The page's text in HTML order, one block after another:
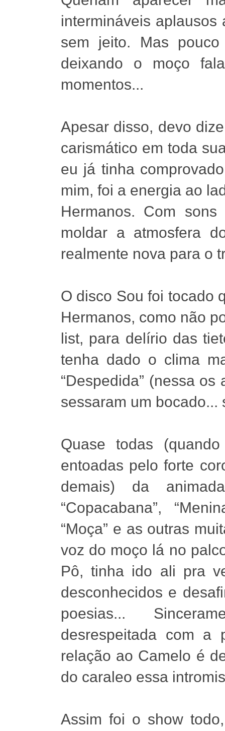
intermináveis
sem jeito. Mas
deixando o moço
momentos...
Apesar disso, devo
carismático em toda
eu já tinha
mim, foi a energia ao
Hermanos. Com
moldar a atmosfera
realmente nova para o
O disco Sou foi tocado
Hermanos, como não
list, para delírio das
tenha dado o clima
“Despedida” (nessa
sessaram um
Quase todas
entoadas pelo forte
demais) da
“Copacabana”,
“Moça” e as outras
voz do moço lá no
Pô, tinha ido ali pra
desconhecidos e
poesias...
desrespeitada com a
relação ao Camelo é
do caraleo essa
Assim foi o show